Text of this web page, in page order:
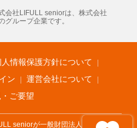
定 不動産投資 アドバイザー
家賃相場 不動産会社
まちむすび
報
LIFULL HOME'S PRESS
不動産転職
会社LIFULL seniorは、株式会社
グループ企業です。
人情報保護方針について
ン
運営会社について
ご要望
seniorが一般財団法人遺品整理士